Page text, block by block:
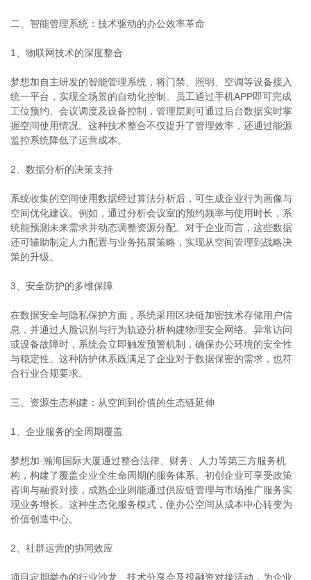
二、智能管理系统：技术驱动的办公效率革命
1、物联网技术的深度整合
梦想加自主研发的智能管理系统，将门禁、照明、空调等设备接入
统一平台，实现全场景的自动化控制。员工通过手机APP即可完成
工位预约、会议调度及设备控制，管理层则可通过后台数据实时掌
握空间使用情况。这种技术整合不仅提升了管理效率，还通过能源
监控系统降低了运营成本。
2、数据分析的决策支持
系统收集的空间使用数据经过算法分析后，可生成企业行为画像与
空间优化建议。例如，通过分析会议室的预约频率与使用时长，系
统能预测未来需求并动态调整资源分配。对于企业而言，这些数据
还可辅助制定人力配置与业务拓展策略，实现从空间管理到战略决
策的升级。
3、安全防护的多维保障
在数据安全与隐私保护方面，系统采用区块链加密技术存储用户信
息，并通过人脸识别与行为轨迹分析构建物理安全网络。异常访问
或设备故障时，系统会立即触发预警机制，确保办公环境的安全性
与稳定性。这种防护体系既满足了企业对于数据保密的需求，也符
合行业合规要求。
三、资源生态构建：从空间到价值的生态链延伸
1、企业服务的全周期覆盖
梦想加·瀚海国际大厦通过整合法律、财务、人力等第三方服务机
构，构建了覆盖企业全生命周期的服务体系。初创企业可享受政策
咨询与融资对接，成熟企业则能通过供应链管理与市场推广服务实
现业务增长。这种生态化服务模式，使办公空间从成本中心转变为
价值创造中心。
2、社群运营的协同效应
项目定期举办的行业沙龙、技术分享会及投融资对接活动，为企业